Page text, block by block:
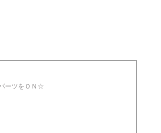
ーツをＯＮ☆